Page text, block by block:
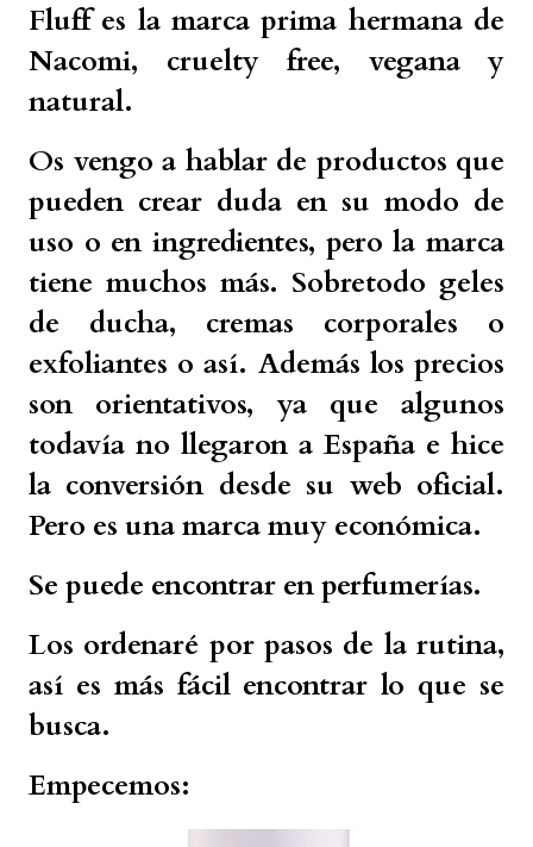
Fluff es la marca prima hermana de
Nacomi, cruelty free, vegana y
natural.
Os vengo a hablar de productos que
pueden crear duda en su modo de
uso o en ingredientes, pero la marca
tiene muchos más. Sobretodo geles
de ducha, cremas corporales o
exfoliantes o así. Además los precios
son orientativos, ya que algunos
todavía no llegaron a España e hice
la conversión desde su web oficial.
Pero es una marca muy económica.
Se puede encontrar en perfumerías.
Los ordenaré por pasos de la rutina,
así es más fácil encontrar lo que se
busca.
Empecemos: